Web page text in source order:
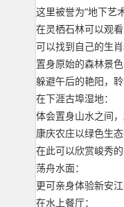
这里被誉为“地下艺
在灵栖石林可以观
可以找到自己的生
置身原始的森林景色
躲避午后的艳阳，
在下涯古埠湿地：
体会置身山水之间
康庆农庄以绿色生态
在此可以欣赏峻秀
荡舟水面：
更可亲身体验新安江
在水上餐厅：